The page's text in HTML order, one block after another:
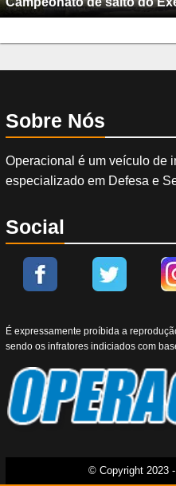
Sobre Nós
Operacional é um veículo de
especializado em Defesa e
Social
É expressamente proíbida a
sendo os infratores indiciados com
© Copyright 2023